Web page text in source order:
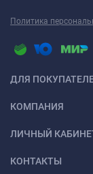
Политика
ДЛЯ
КОМПАНИЯ
ЛИЧНЫЙ
КОНТАКТЫ